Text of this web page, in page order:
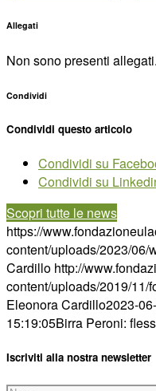
Allegati
Non sono presenti allegati.
Condividi
Condividi questo articolo
Condividi su
Condividi su
Scopri tutte le news
https://
content/uploads/2023/06/
Cardillo http://
content/uploads/2019/
Eleonora Cardillo2023-
15:19:05Birra Peroni:
Iscriviti alla nostra newsletter